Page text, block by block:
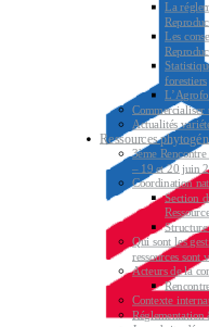
La
Les
forestiers
Commercialiser
Actualités
Ressources
3ème Rencontre
– 19 et 20 juin
Coordination
Section
Qui sont les
ressources sont
Acteurs de la
Contexte
Réglementation